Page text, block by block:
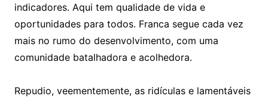
indicadores. Aqui tem qualidade de vida e
oportunidades para todos. Franca segue cada vez
mais no rumo do desenvolvimento, com uma
comunidade batalhadora e acolhedora.
Repudio, veementemente, as ridículas e lamentáveis